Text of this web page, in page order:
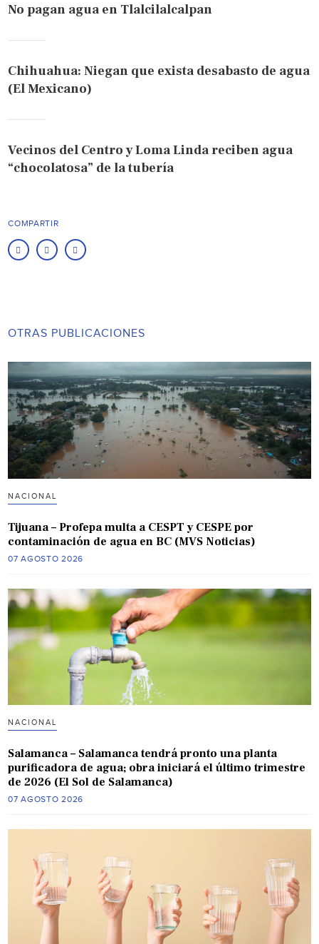
No pagan agua en Tlalcilalcalpan
Chihuahua: Niegan que exista desabasto de agua
(El Mexicano)
Vecinos del Centro y Loma Linda reciben agua
“chocolatosa” de la tubería
COMPARTIR
OTRAS PUBLICACIONES
NACIONAL
Tijuana – Profepa multa a CESPT y CESPE por
contaminación de agua en BC (MVS Noticias)
07 AGOSTO 2026
NACIONAL
Salamanca – Salamanca tendrá pronto una planta
purificadora de agua; obra iniciará el último trimestre
de 2026 (El Sol de Salamanca)
07 AGOSTO 2026